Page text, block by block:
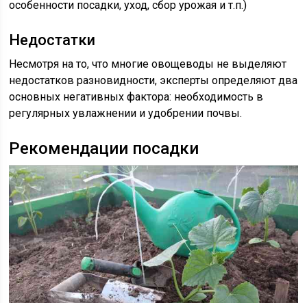
особенности посадки, уход, сбор урожая и т.п.)
Недостатки
Несмотря на то, что многие овощеводы не выделяют
недостатков разновидности, эксперты определяют два
основных негативных фактора: необходимость в
регулярных увлажнении и удобрении почвы.
Рекомендации посадки